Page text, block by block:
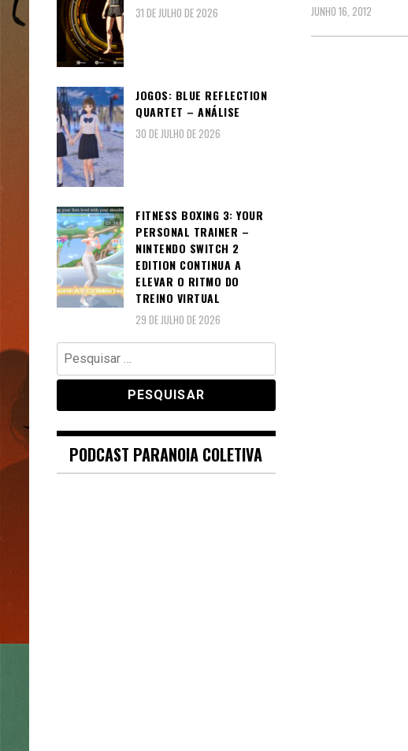
JUNHO 16, 2012
31 DE JULHO DE 2026
JOGOS: BLUE REFLECTION
QUARTET – ANÁLISE
30 DE JULHO DE 2026
FITNESS BOXING 3: YOUR
PERSONAL TRAINER –
NINTENDO SWITCH 2
EDITION CONTINUA A
ELEVAR O RITMO DO
TREINO VIRTUAL
29 DE JULHO DE 2026
Pesquisar
por:
PODCAST PARANOIA COLETIVA